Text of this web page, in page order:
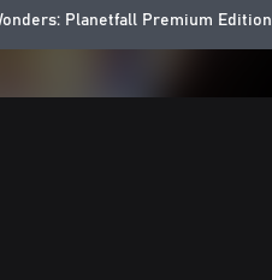
Planetfall Premium Edition